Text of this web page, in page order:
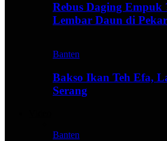
Rebus Daging Empuk
Lembar Daun di
Banten
Bakso Ikan Teh Efa,
Serang
Banten